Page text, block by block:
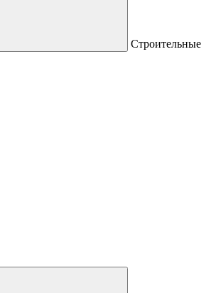
Строительные